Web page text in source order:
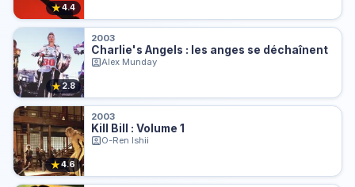
★4.4
★2.8
2003
Charlie's Angels : les anges se déchaînent
Alex Munday
★4.6
2003
Kill Bill : Volume 1
O-Ren Ishii